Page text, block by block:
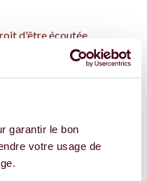
garantir le bon
votre usage de
d'être écoutée,
Grâce à la
à Béziers.
c'est idéales pour
pour la